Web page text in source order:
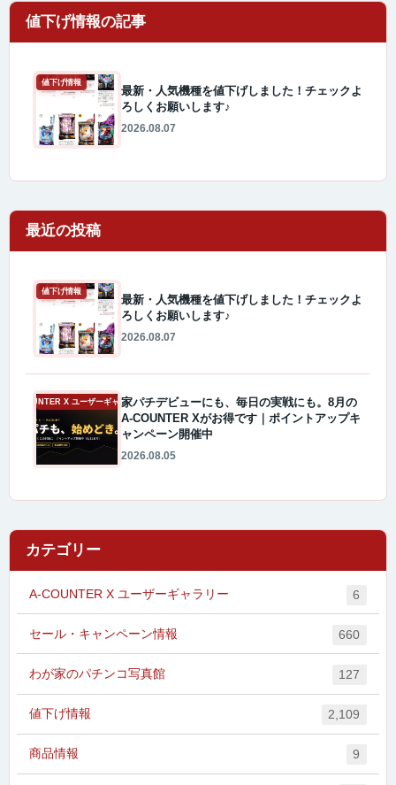
値下げ情報
最新・人気機種を値下げしました！チェックよ
ろしくお願いします♪
2026.08.07
最近の投稿
値下げ情報
最新・人気機種を値下げしました！チェックよ
ろしくお願いします♪
2026.08.07
A-COUNTER X ユーザーギャラリー家パチデビューにも、毎日の実戦にも。8月の
A-COUNTER Xがお得です｜ポイントアップキ
ャンペーン開催中
2026.08.05
カテゴリー
A-COUNTER X ユーザーギャラリー 6
セール・キャンペーン情報 660
わが家のパチンコ写真館 127
値下げ情報 2,109
商品情報 9